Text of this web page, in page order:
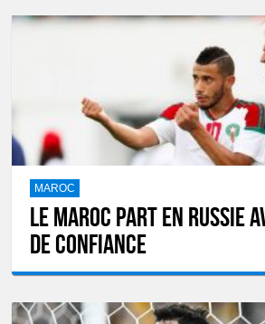
MAROC
Le Maroc part en Russie
de confiance